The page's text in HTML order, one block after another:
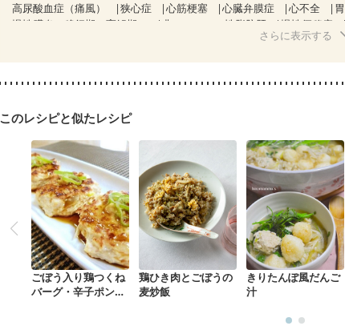
高尿酸血症（痛風）
狭心症 心筋梗塞 心臓弁膜症 心不全
慢性膵炎（移行期・寛解期）
非アルコール性脂肪肝 慢性便秘症
糖尿病性腎症（第２
乳がん治療を終えた方・経過観察中の方など
産後（ミルク） 骨折
さらに表示する
このレシピと似たレシピ
ごぼう入り鶏つくね
バーグ・辛子ポン酢
鶏ひき肉とごぼうの
麦炒飯
きりたんぽ風だんご
汁